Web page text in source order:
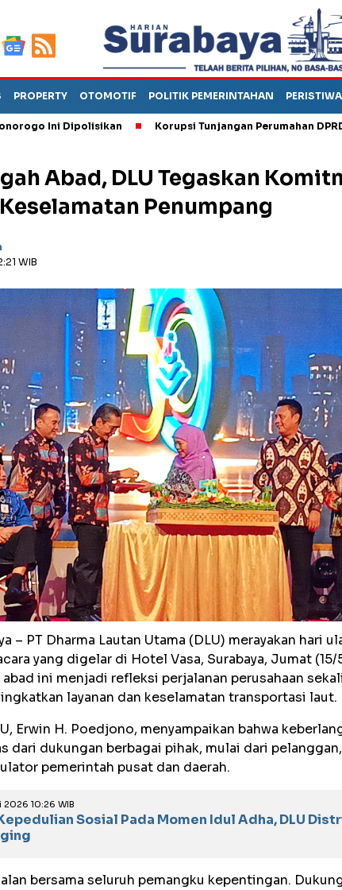
PROPERTY OTOMOTIF POLITIK PEMERINTAHAN PERISTIWA
Ini Dipolisikan Korupsi Tunjangan Perumahan DPRD
Abad, DLU Tegaskan
Penumpang
WIB
– PT Dharma Lautan Utama (DLU) merayakan hari
yang digelar di Hotel Vasa, Surabaya, Jumat
ini menjadi refleksi perjalanan perusahaan
layanan dan keselamatan transportasi laut.
Erwin H. Poedjono, menyampaikan bahwa
dari dukungan berbagai pihak, mulai dari
pemerintah pusat dan daerah.
2026 10:26 WIB
Sosial Pada Momen Idul Adha, DLU
bersama seluruh pemangku kepentingan.